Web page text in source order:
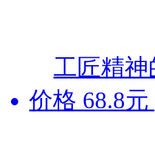
工匠精神
价格 68.8元